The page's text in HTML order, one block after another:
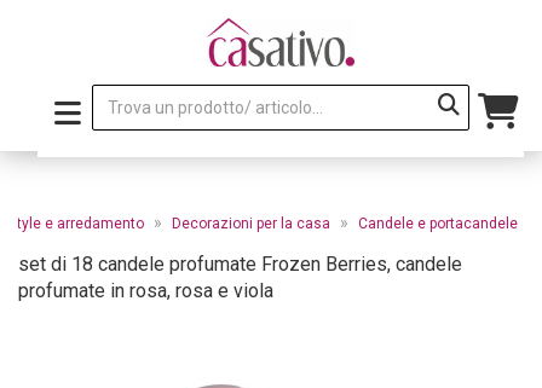
e arredamento » Decorazioni per la casa » Candele e portacandele
set di 18 candele profumate Frozen Berries, candele
profumate in rosa, rosa e viola